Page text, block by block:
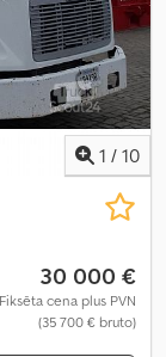
gultas,
1 / 10
30 000 €
Fiksēta cena plus PVN
(35 700 € bruto)